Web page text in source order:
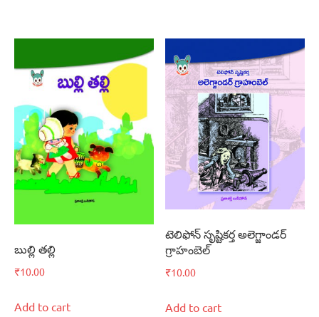
బుల్లి తల్లి
₹10.00
Add to cart
టెలిఫోన్‌ సృష్టికర్త అలెగ్జాండర్‌
గ్రాహంబెల్‌
₹10.00
Add to cart